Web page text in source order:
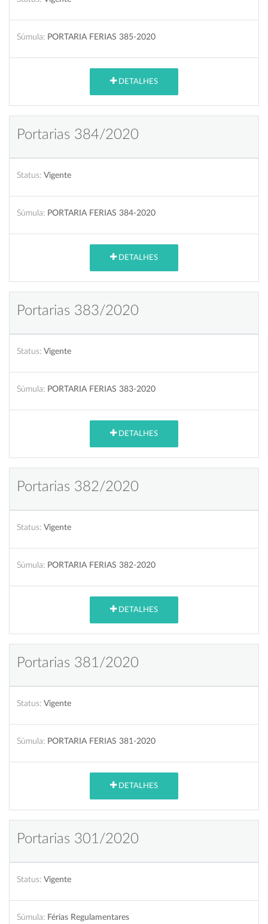
Súmula: PORTARIA FERIAS 385-2020
DETALHES
Portarias 384/2020
Status: Vigente
Súmula: PORTARIA FERIAS 384-2020
DETALHES
Portarias 383/2020
Status: Vigente
Súmula: PORTARIA FERIAS 383-2020
DETALHES
Portarias 382/2020
Status: Vigente
Súmula: PORTARIA FERIAS 382-2020
DETALHES
Portarias 381/2020
Status: Vigente
Súmula: PORTARIA FERIAS 381-2020
DETALHES
Portarias 301/2020
Status: Vigente
Súmula: Férias Regulamentares